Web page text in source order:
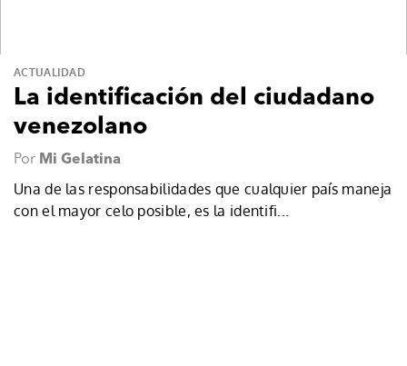
ACTUALIDAD
La identificación del ciudadano
venezolano
Por Mi Gelatina
Una de las responsabilidades que cualquier país maneja
con el mayor celo posible, es la identifi...